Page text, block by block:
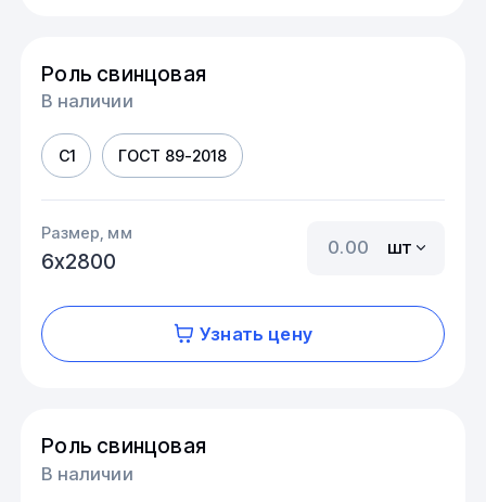
Роль свинцовая
В наличии
С1 ГОСТ 89-2018
Размер, мм
6х2800
шт
Узнать цену
Роль свинцовая
В наличии